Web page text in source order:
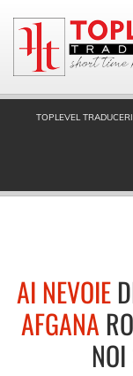
TOPLEVEL TRADUCERI
AI NEVOIE
AFGANA